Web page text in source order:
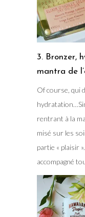
3. Bronzer,
mantra de
Of course, qui
rentrant à la
misé sur les
partie « plaisir
accompagné